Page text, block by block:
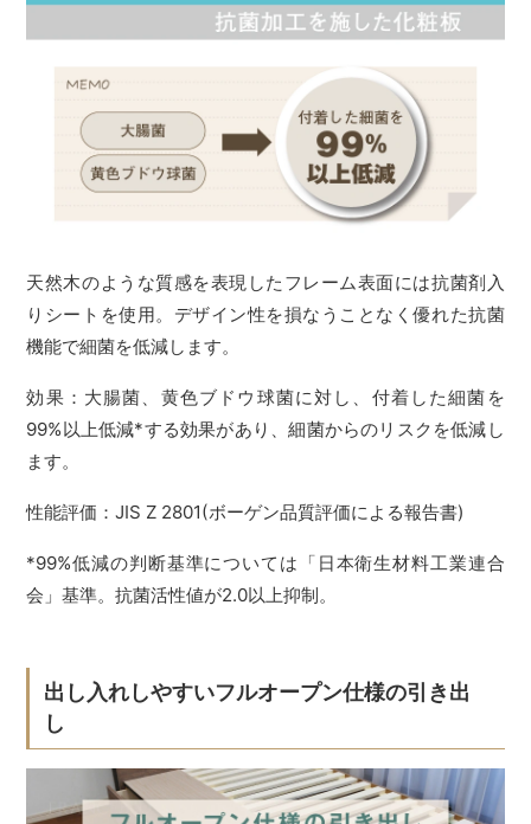
天然木のような質感を表現したフレーム表面には抗菌剤入
りシートを使用。デザイン性を損なうことなく優れた抗菌
機能で細菌を低減します。
効果：大腸菌、黄色ブドウ球菌に対し、付着した細菌を
99%以上低減*する効果があり、細菌からのリスクを低減し
ます。
性能評価：JIS Z 2801(ボーゲン品質評価による報告書)
*99%低減の判断基準については「日本衛生材料工業連合
会」基準。抗菌活性値が2.0以上抑制。
出し入れしやすいフルオープン仕様の引き出
し